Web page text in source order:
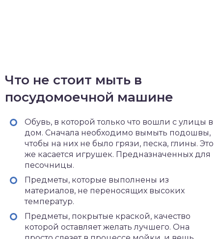
Что не стоит мыть в
посудомоечной машине
Обувь, в которой только что вошли с улицы в
дом. Сначала необходимо вымыть подошвы,
чтобы на них не было грязи, песка, глины. Это
же касается игрушек. Предназначенных для
песочницы.
Предметы, которые выполнены из
материалов, не переносящих высоких
температур.
Предметы, покрытые краской, качество
которой оставляет желать лучшего. Она